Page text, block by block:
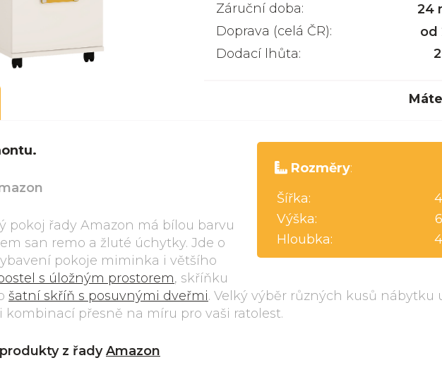
Záruční doba:
24
Doprava (celá ČR):
od
Dodací lhůta:
Rozměry:
Šířka:
Výška:
Hloubka:
pokoj řady Amazon má bílou barvu
san remo a žluté úchytky. Jde o
pokoje miminka i většího
s úložným prostorem, skříňku
šatní skříň s posuvnými dveřmi. Velký výběr různých kusů nábytku
kombinací přesně na míru pro vaši ratolest.
z řadyAmazon